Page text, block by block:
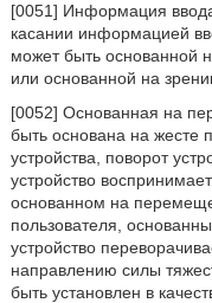
[0051] Информация
касании информацией
может быть основанной
или основанной на
[0052] Основанная на
быть основана на жесте
устройства, поворот
устройство
основанном на
пользователя,
устройство
направлению силы
быть установлен в